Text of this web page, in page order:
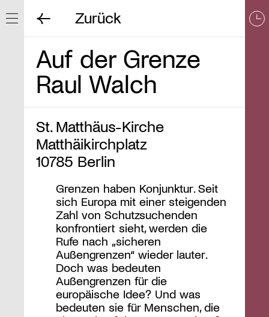
Navigation ein/ausblenden
Zurück
Auf der Grenze
Raul Walch
St. Matthäus-Kirche
Matthäikirchplatz
10785 Berlin
Grenzen haben Konjunktur. Seit
sich Europa mit einer steigenden
Zahl von Schutzsuchenden
konfrontiert sieht, werden die
Rufe nach „sicheren
Außengrenzen“ wieder lauter.
Doch was bedeuten
Außengrenzen für die
europäische Idee? Und was
bedeuten sie für Menschen, die